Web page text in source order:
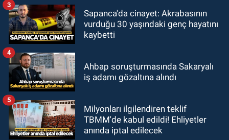
Sapanca'da cinayet: Akrabasının
vurduğu 30 yaşındaki genç hayatını
kaybetti
3
Ahbap soruşturmasında Sakaryalı
iş adamı gözaltına alındı
4
Milyonları ilgilendiren teklif
TBMM'de kabul edildi! Ehliyetler
anında iptal edilecek
5